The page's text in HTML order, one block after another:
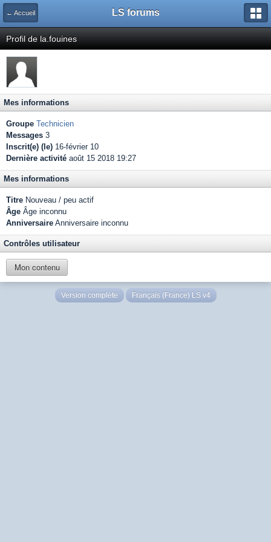
← Accueil LS forums
Profil de la.fouines
Mes informations
Groupe Technicien
Messages 3
Inscrit(e) (le) 16-février 10
Dernière activité août 15 2018 19:27
Mes informations
Titre Nouveau / peu actif
Âge Âge inconnu
Anniversaire Anniversaire inconnu
Contrôles utilisateur
Mon contenu
Version complète Français (France) LS v4